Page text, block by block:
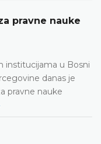
pravne nauke
institucijama u Bosni
danas je
pravne nauke